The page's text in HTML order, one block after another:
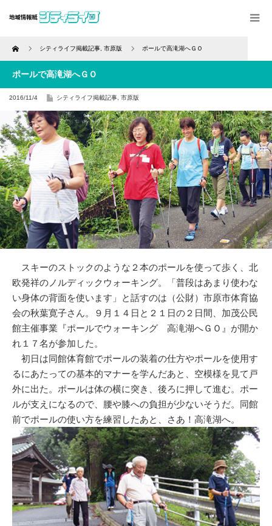
Home シティライフ掲載記事 市原版 ポールで高滝湖へＧＯ
ポールで高滝湖へＧＯ
2016/11/4 シティライフ掲載記事 市原版
スキーのストックのような２本のポールを使って歩く、北
欧発祥のノルディックウォーキング。「普段はあまり使わな
い身体の背面を使います」と話すのは（公財）市原市体育協
会の秋葉寛子さん。９月１４日と２１日の２日間、加茂公民
館主催事業『ポールでウォーキング 高滝湖へＧＯ』が開か
れ１７名が参加した。
初日は同館体育館でポールの装着の仕方やポールを使用す
るにあたっての基本的マナーを学んだあと、空模様を見て戸
外に出た。ポールは体の横に突き、後ろに押して進む。ポー
ルが支えになるので、腰や膝への負担が少ないそうだ。同館
前でポールの使い方を練習したあと、さあ！高滝湖へ。